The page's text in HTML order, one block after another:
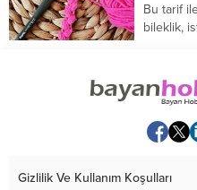
Bu tarif
bileklik,
Gizlilik Ve Kullanım Koşulları